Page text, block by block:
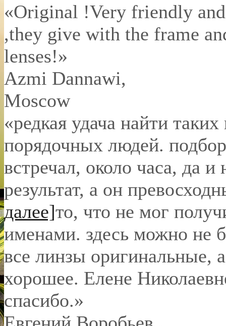
«Original !Very friendly
,they give with the frame
lenses!»
Azmi Dannawi,
Moscow
«редкая удача найти
порядочных людей.
встречал, около часа, да и
результат, а он
далее]то, что не мог
именами. здесь можно не
все линзы оригинальные,
хорошее. Елене
спасибо.»